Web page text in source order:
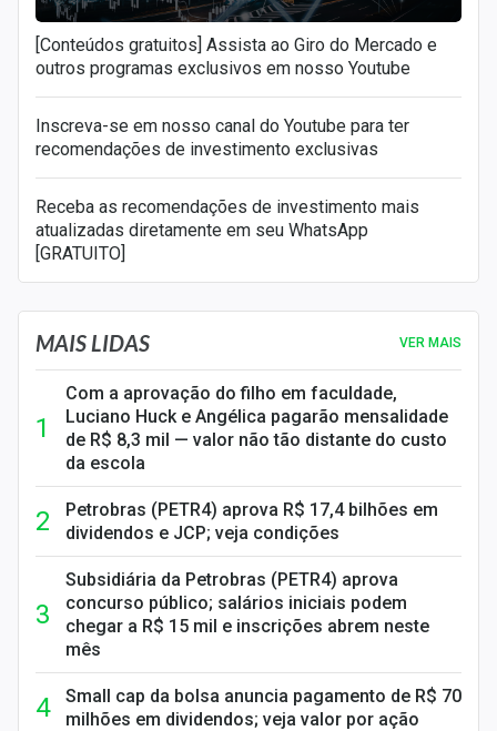
[Conteúdos gratuitos] Assista ao Giro do Mercado e
outros programas exclusivos em nosso Youtube
Inscreva-se em nosso canal do Youtube para ter
recomendações de investimento exclusivas
Receba as recomendações de investimento mais
atualizadas diretamente em seu WhatsApp
[GRATUITO]
MAIS LIDAS VER MAIS
Com a aprovação do filho em faculdade,
Luciano Huck e Angélica pagarão mensalidade
de R$ 8,3 mil — valor não tão distante do custo
da escola
Petrobras (PETR4) aprova R$ 17,4 bilhões em
dividendos e JCP; veja condições
Subsidiária da Petrobras (PETR4) aprova
concurso público; salários iniciais podem
chegar a R$ 15 mil e inscrições abrem neste
mês
Small cap da bolsa anuncia pagamento de R$ 70
milhões em dividendos; veja valor por ação